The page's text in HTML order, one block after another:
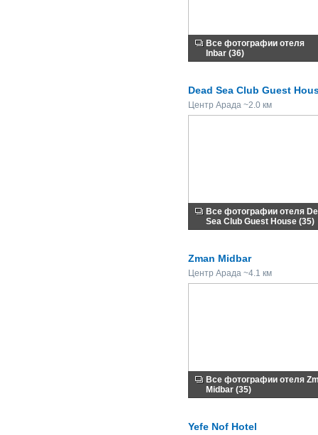
Все фотографии отеля
Inbar (36)
Dead Sea Club Guest
Центр Арада ~2.0 км
Все фотографии отеля
Sea Club Guest House (35)
Zman Midbar
Центр Арада ~4.1 км
Все фотографии отеля
Midbar (35)
Yefe Nof Hotel